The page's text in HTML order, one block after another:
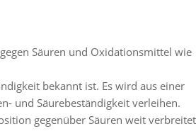
Säuren und Oxidationsmittel wie
bekannt ist. Es wird aus einer
und Säurebeständigkeit verleihen.
gegenüber Säuren weit verbreitet